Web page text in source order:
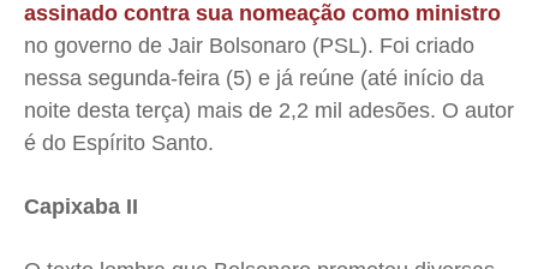
assinado contra sua nomeação como ministro
no governo de Jair Bolsonaro (PSL). Foi criado
nessa segunda-feira (5) e já reúne (até início da
noite desta terça) mais de 2,2 mil adesões. O autor
é do Espírito Santo.
Capixaba II